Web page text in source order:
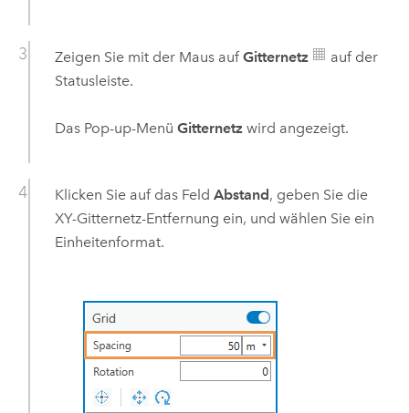
Zeigen Sie mit der Maus auf Gitternetz
auf der
Statusleiste.
Das Pop-up-Menü Gitternetzwird angezeigt.
Klicken Sie auf das Feld Abstand, geben Sie die
XY-Gitternetz-Entfernung ein, und wählen Sie ein
Einheitenformat.